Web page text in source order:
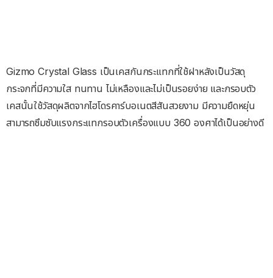
Gizmo Crystal Glass เป็นเคสกันกระแทกที่ใช้ฝาหลังเป็นวัสดุ
กระจกที่มีความใส ทนทาน ไม่เหลืองและไม่เป็นรอยง่าย และกรอบตัว
เคสนั้นใช้วัสดุผลิตจากไฮโดรคาร์บอเนตสีสันสวยงาม มีความยืดหยุ่น
สามารถซึมซับแรงกระแทกรอบตัวเครื่องแบบ 360 องศาได้เป็นอย่างดี